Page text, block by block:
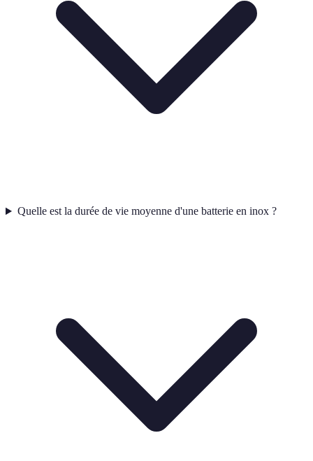
Quelle est la durée de vie moyenne d'une batterie en inox ?